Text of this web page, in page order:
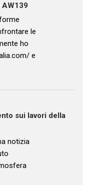
le
ho
e
sui lavori della
notizia